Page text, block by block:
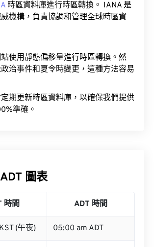
時區資料庫進行時區轉換。 IANA 是
機構，負責協調和管理全球時區資
使用靜態偏移量進行時區轉換。然
治事件和夏令時變更，這種方法容易
期更新時區資料庫，以確保我們提供
準確。
圖表
時間 ADT 時間
(午夜) 05:00 am ADT